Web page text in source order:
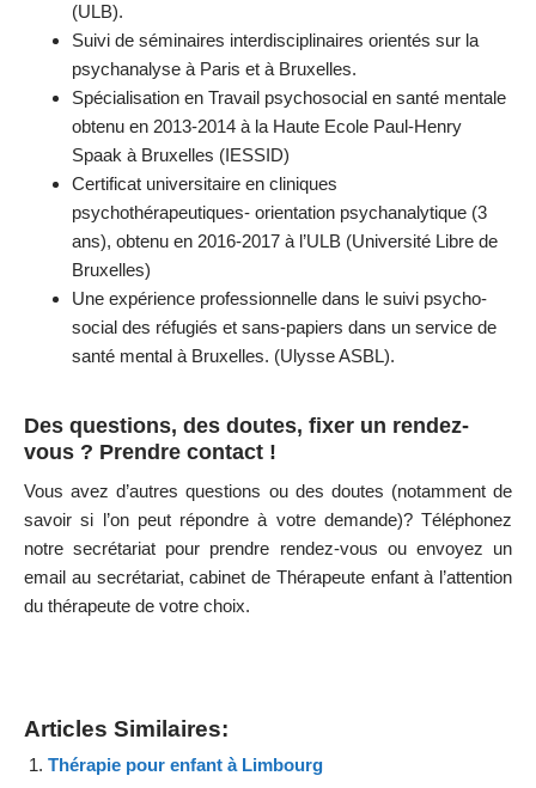
(ULB).
Suivi de séminaires interdisciplinaires orientés sur la
psychanalyse à Paris et à Bruxelles.
Spécialisation en Travail psychosocial en santé mentale
obtenu en 2013-2014 à la Haute Ecole Paul-Henry
Spaak à Bruxelles (IESSID)
Certificat universitaire en cliniques
psychothérapeutiques- orientation psychanalytique (3
ans), obtenu en 2016-2017 à l’ULB (Université Libre de
Bruxelles)
Une expérience professionnelle dans le suivi psycho-
social des réfugiés et sans-papiers dans un service de
santé mental à Bruxelles. (Ulysse ASBL).
Des questions, des doutes, fixer un rendez-
vous ? Prendre contact !
Vous avez d’autres questions ou des doutes (notamment de
savoir si l’on peut répondre à votre demande)? Téléphonez
notre secrétariat pour prendre rendez-vous ou envoyez un
email au secrétariat, cabinet de Thérapeute enfant à l’attention
du thérapeute de votre choix.
Articles Similaires:
Thérapie pour enfant à Limbourg